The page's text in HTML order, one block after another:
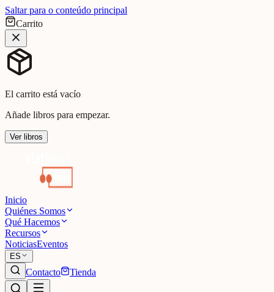
Saltar para o conteúdo principal
Carrito
El carrito está vacío
Añade libros para empezar.
Ver libros
Inicio
Quiénes Somos
Qué Hacemos
Recursos
NoticiasEventos
ES
Contacto Tienda